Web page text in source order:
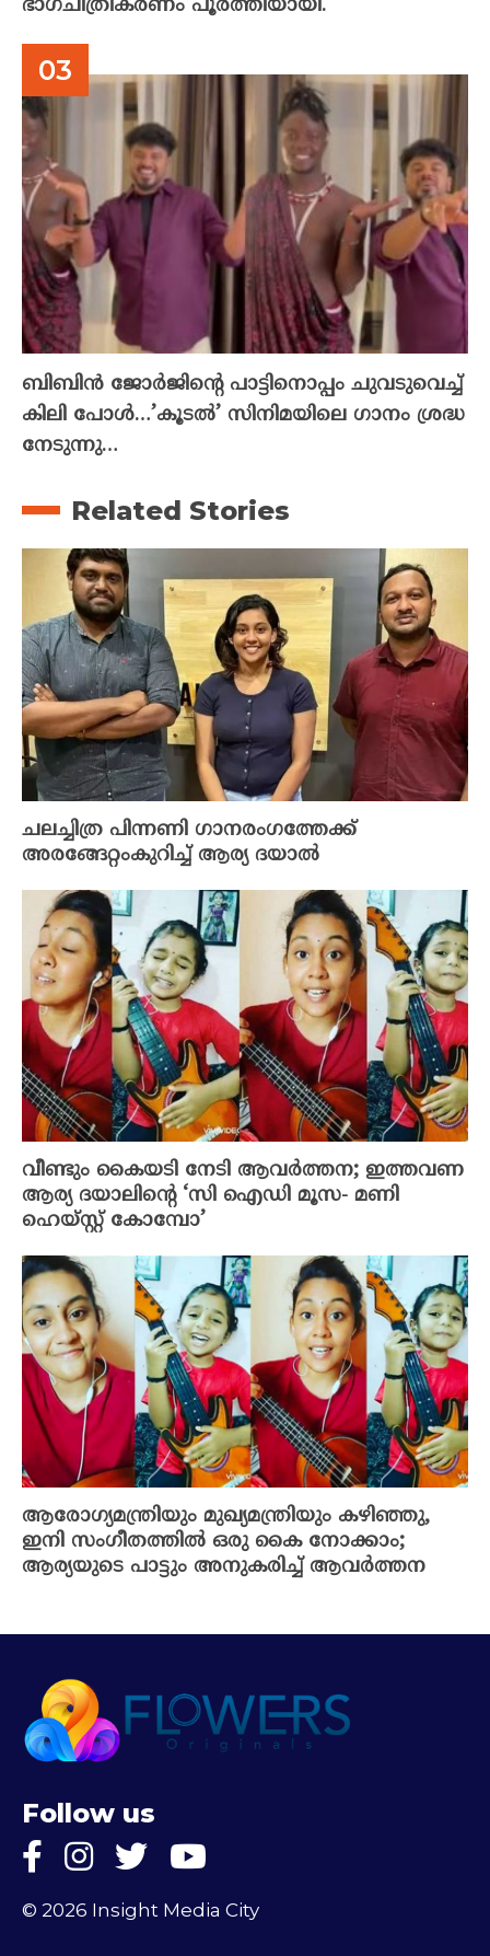
ഭാഗചിത്രീകരണം പൂർത്തിയായി.
ബിബിൻ ജോർജിന്റെ പാട്ടിനൊപ്പം ചുവടുവെച്ച്
കിലി പോൾ…’കൂടൽ’ സിനിമയിലെ ഗാനം ശ്രദ്ധ
നേടുന്നു…
Related Stories
ചലച്ചിത്ര പിന്നണി ഗാനരംഗത്തേക്ക്
അരങ്ങേറ്റംകുറിച്ച് ആര്യ ദയാല്‍
വീണ്ടും കൈയടി നേടി ആവര്‍ത്തന; ഇത്തവണ
ആര്യ ദയാലിന്റെ ‘സി ഐഡി മൂസ- മണി
ഹെയ്സ്റ്റ് കോമ്പോ’
ആരോഗ്യമന്ത്രിയും മുഖ്യമന്ത്രിയും കഴിഞ്ഞു,
ഇനി സംഗീതത്തിൽ ഒരു കൈ നോക്കാം;
ആര്യയുടെ പാട്ടും അനുകരിച്ച് ആവർത്തന
Follow us
© 2026 Insight Media City